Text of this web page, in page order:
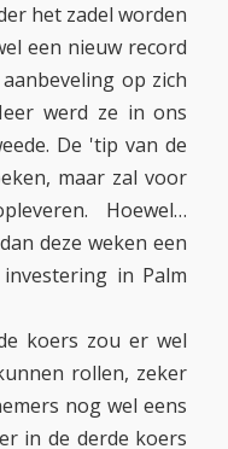
het zadel worden
een nieuw record
op zich
werd ze in ons
De 'tip van de
maar zal voor
Hoewel…
deze weken een
in Palm
koers zou er wel
rollen, zeker
nog wel eens
in de derde koers